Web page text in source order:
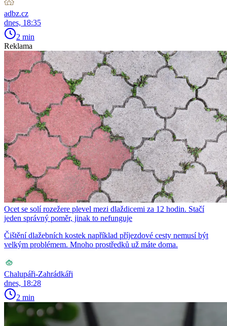
adbz.cz
dnes, 18:35
2 min
Reklama
Ocet se solí rozežere plevel mezi dlaždicemi za 12 hodin. Stačí
jeden správný poměr, jinak to nefunguje
Čištění dlažebních kostek například příjezdové cesty nemusí být
velkým problémem. Mnoho prostředků už máte doma.
Chalupáři-Zahrádkáři
dnes, 18:28
2 min